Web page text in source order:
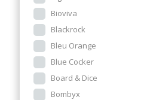
Bioviva
Blackrock
Bleu Orange
Blue Cocker
Board & Dice
Bombyx